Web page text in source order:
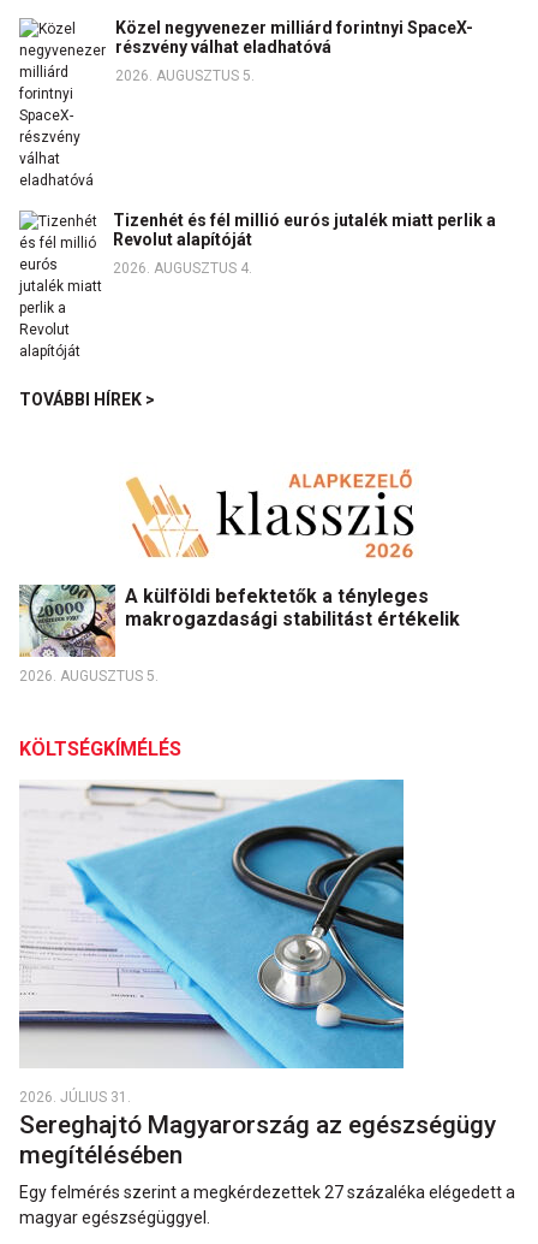
Közel negyvenezer milliárd forintnyi SpaceX-
részvény válhat eladhatóvá
2026. AUGUSZTUS 5.
Tizenhét és fél millió eurós jutalék miatt perlik a
Revolut alapítóját
2026. AUGUSZTUS 4.
TOVÁBBI HÍREK >
A külföldi befektetők a tényleges
makrogazdasági stabilitást értékelik
2026. AUGUSZTUS 5.
KÖLTSÉGKÍMÉLÉS
2026. JÚLIUS 31.
Sereghajtó Magyarország az egészségügy
megítélésében
Egy felmérés szerint a megkérdezettek 27 százaléka elégedett a
magyar egészségüggyel.